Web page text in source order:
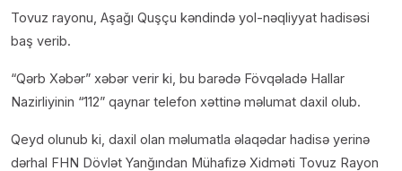
Tovuz rayonu, Aşağı Quşçu kəndində yol-nəqliyyat hadisəsi
baş verib.
“Qərb Xəbər” xəbər verir ki, bu barədə Fövqəladə Hallar
Nazirliyinin “112” qaynar telefon xəttinə məlumat daxil olub.
Qeyd olunub ki, daxil olan məlumatla əlaqədar hadisə yerinə
dərhal FHN Dövlət Yanğından Mühafizə Xidməti Tovuz Rayon